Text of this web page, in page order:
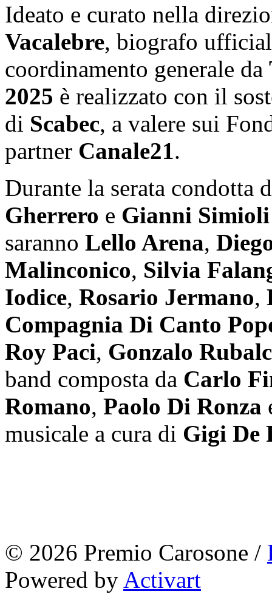
Ideato e curato nella
Vacalebre, biografo
coordinamento generale da
2025 è realizzato con il
di Scabec, a valere sui
partner Canale21.
Durante la serata condotta
Gherrero e Gianni Simioli
saranno Lello Arena,
Malinconico, Silvia
Iodice, Rosario Jermano,
Compagnia Di Canto
Roy Paci, Gonzalo
band composta da Carlo
Romano, Paolo Di Ronza
musicale a cura di Gigi De
© 2026 Premio Carosone /
Powered by Activart